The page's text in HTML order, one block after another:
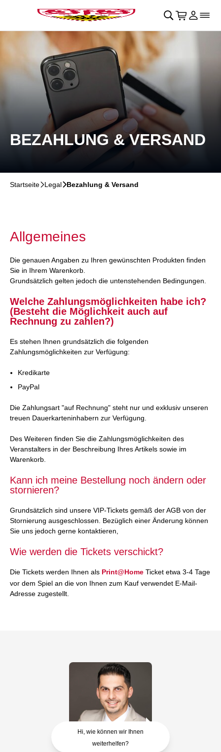
Navigation überspringen􀄫
􀊫 􀍩 Login
􀉩􀌇
BEZAHLUNG & VERSAND
Startseite􀆊Legal􀆊Bezahlung & Versand
Allgemeines
Die genauen Angaben zu Ihren gewünschten Produkten finden
Sie in Ihrem Warenkorb.
Grundsätzlich gelten jedoch die untenstehenden Bedingungen.
Welche Zahlungsmöglichkeiten habe ich?
(Besteht die Möglichkeit auch auf
Rechnung zu zahlen?)
Es stehen Ihnen grundsätzlich die folgenden
Zahlungsmöglichkeiten zur Verfügung:
Kredikarte
PayPal
Die Zahlungsart "auf Rechnung" steht nur und exklusiv unseren
treuen Dauerkarteninhabern zur Verfügung.
Des Weiteren finden Sie die Zahlungsmöglichkeiten des
Veranstalters in der Beschreibung Ihres Artikels sowie im
Warenkorb.
Kann ich meine Bestellung noch ändern oder
stornieren?
Grundsätzlich sind unsere VIP-Tickets gemäß der AGB von der
Stornierung ausgeschlossen. Bezüglich einer Änderung können
Sie uns jedoch gerne kontaktieren,
Wie werden die Tickets verschickt?
Die Tickets werden Ihnen als Print@Home Ticket etwa 3-4 Tage
vor dem Spiel an die von Ihnen zum Kauf verwendet E-Mail-
Adresse zugestellt.
Hi, wie können wir Ihnen
weiterhelfen?